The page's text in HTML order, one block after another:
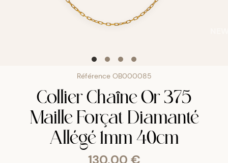
Référence OB000085
Collier Chaîne Or 375
Maille Forçat Diamanté
Allégé 1mm 40cm
130,00 €